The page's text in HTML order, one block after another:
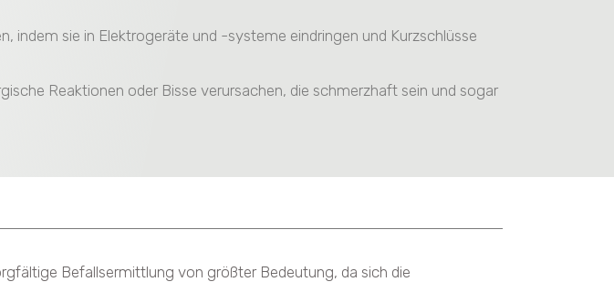
indem sie in Elektrogeräte und -systeme eindringen und Kurzschlüsse
Reaktionen oder Bisse verursachen, die schmerzhaft sein und sogar
Befallsermittlung von größter Bedeutung, da sich die